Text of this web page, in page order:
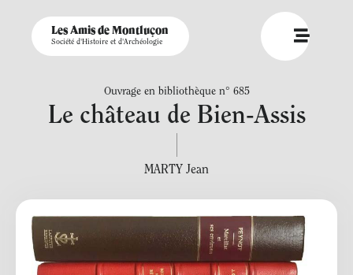
Les Amis de Montluçon
Société d'Histoire et d'Archéologie
Ouvrage en bibliothèque n° 685
Le château de Bien-Assis
MARTY Jean